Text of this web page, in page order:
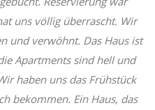
uns völlig überrascht. Wir
und verwöhnt. Das Haus ist
Apartments sind hell und
haben uns das Frühstück
bekommen. Ein Haus, das